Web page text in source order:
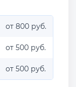
от 800 руб.
от 500 руб.
от 500 руб.